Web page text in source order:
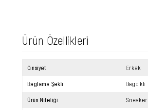
Ürün Özellikleri
Cinsiyet Erkek
Bağlama Şekli Bağcıklı
Ürün Niteliği Sneaker